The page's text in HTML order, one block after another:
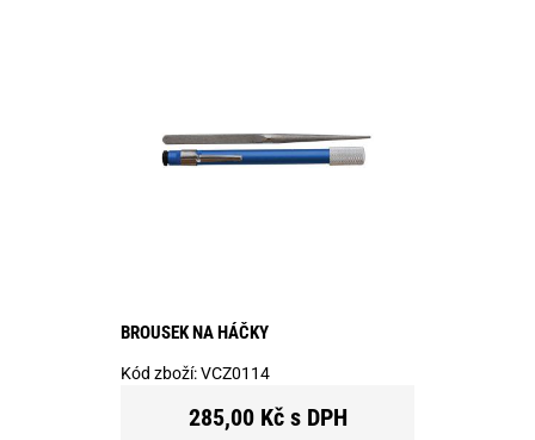
BROUSEK NA HÁČKY
Kód zboží:VCZ0114
285,00 Kč s DPH